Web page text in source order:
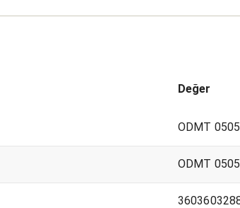
Değer
ODMT
ODMT